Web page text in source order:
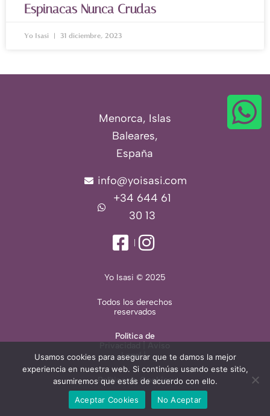
Espinacas Nunca Crudas
Yo Isasi 31 diciembre, 2023
Menorca, Islas
Baleares,
España
info@yoisasi.com
+34 644 61
30 13
Yo Isasi © 2025
Todos los derechos
reservados
Política de
Legal|
Política de Cookies
Usamos cookies para asegurar que te damos la mejor
experiencia en nuestra web. Si continúas usando este sitio,
asumiremos que estás de acuerdo con ello.
Aceptar Cookies
No Aceptar